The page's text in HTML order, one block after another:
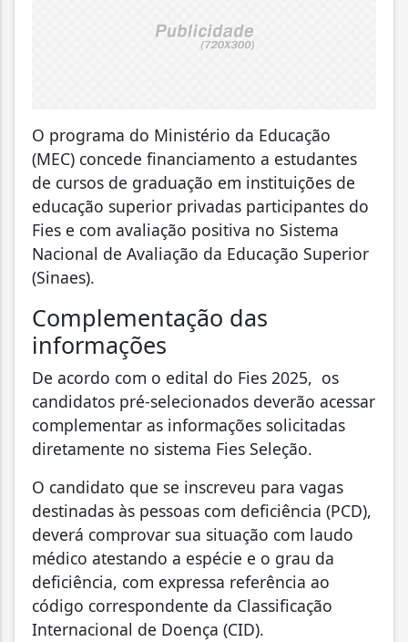
O programa do Ministério da Educação
(MEC) concede financiamento a estudantes
de cursos de graduação em instituições de
educação superior privadas participantes do
Fies e com avaliação positiva no Sistema
Nacional de Avaliação da Educação Superior
(Sinaes).
Complementação das
informações
De acordo com o edital do Fies 2025, os
candidatos pré-selecionados deverão acessar
complementar as informações solicitadas
diretamente no sistema Fies Seleção.
O candidato que se inscreveu para vagas
destinadas às pessoas com deficiência (PCD),
deverá comprovar sua situação com laudo
médico atestando a espécie e o grau da
deficiência, com expressa referência ao
código correspondente da Classificação
Internacional de Doença (CID).